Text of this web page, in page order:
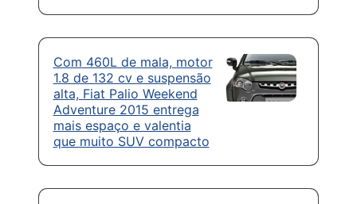
Com 460L de mala, motor
1.8 de 132 cv e suspensão
alta, Fiat Palio Weekend
Adventure 2015 entrega
mais espaço e valentia
que muito SUV compacto